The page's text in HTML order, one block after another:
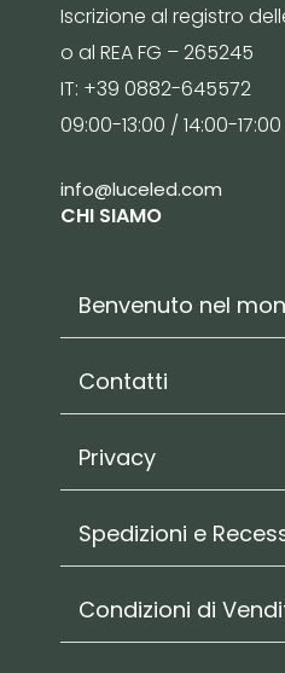
Iscrizione al registro
o al REA FG – 265245
IT: +39 0882-645572
09:00-13:00 / 14:00-17:00
info@luceled.com
CHI SIAMO
Benvenuto nel
Contatti
Privacy
Spedizioni e
Condizioni di